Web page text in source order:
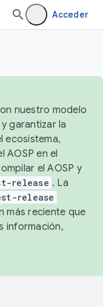
Acceder
nuestro modelo
garantizar la
ecosistema,
AOSP en el
el AOSP y
release . La
release
más reciente que
información,